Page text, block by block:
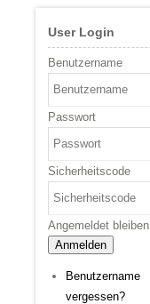
User Login
Benutzername
Passwort
Sicherheitscode
Angemeldet bleiben
Anmelden
Benutzername
vergessen?